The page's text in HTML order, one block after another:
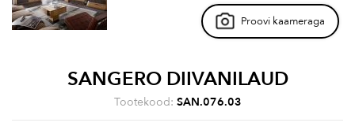
Proovi kaameraga
SANGERO DIIVANILAUD
Tootekood: SAN.076.03